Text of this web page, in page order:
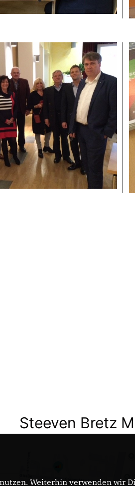
Steeven Bretz
Weiterhin verwenden wir